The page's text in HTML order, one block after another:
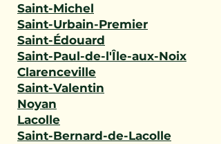
Saint-Michel
Saint-Urbain-Premier
Saint-Édouard
Saint-Paul-de-l'Île-aux-Noix
Clarenceville
Saint-Valentin
Noyan
Lacolle
Saint-Bernard-de-Lacolle